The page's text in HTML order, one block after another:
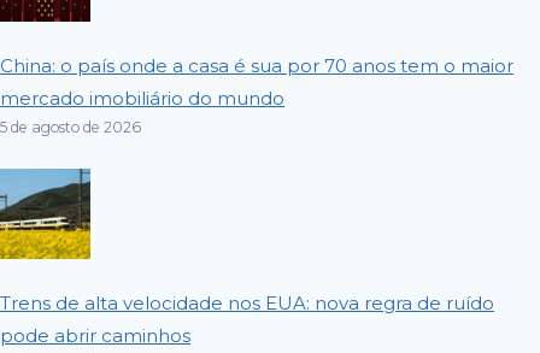
China: o país onde a casa é sua por 70 anos tem o maior
mercado imobiliário do mundo
5 de agosto de 2026
Trens de alta velocidade nos EUA: nova regra de ruído
pode abrir caminhos